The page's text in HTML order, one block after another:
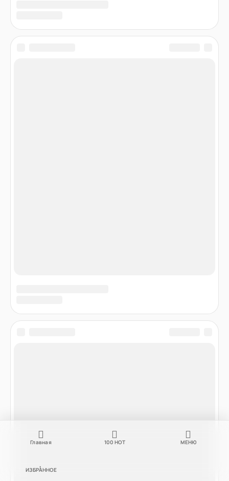
Главная 100 НОТ МЕНЮ
ИЗБРАННОЕ